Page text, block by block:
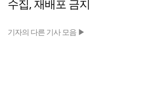
수집, 재배포 금지
기자의 다른 기사 모음 ▶